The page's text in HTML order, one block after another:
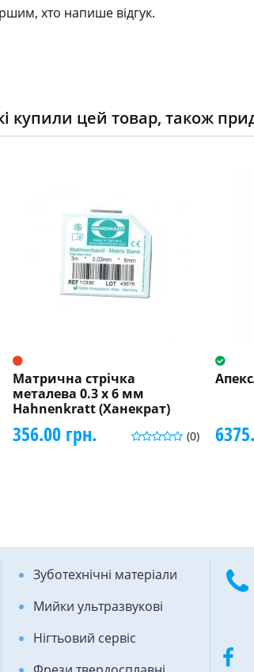
хто напише відгук.
купили цей товар, також
Матрична стрічка
металева 0.3 х 6 мм
Hahnenkratt (Ханекрат)
(0)
356.00 грн.
Зуботехнічні матеріали
Мийки ультразвукові
Нігтьовий сервіс